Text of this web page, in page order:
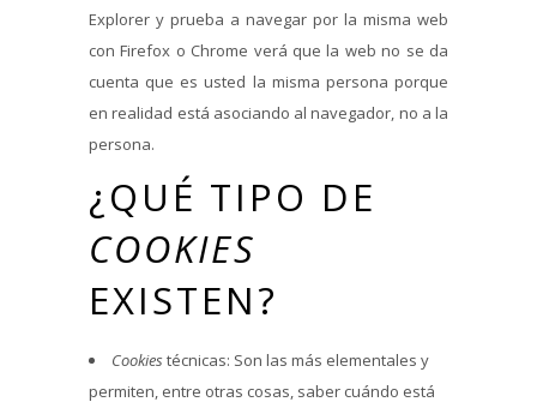
Explorer y prueba a navegar por la misma web
con Firefox o Chrome verá que la web no se da
cuenta que es usted la misma persona porque
en realidad está asociando al navegador, no a la
persona.
¿QUÉ TIPO DE
COOKIES
EXISTEN?
Cookiestécnicas: Son las más elementales y
permiten, entre otras cosas, saber cuándo está